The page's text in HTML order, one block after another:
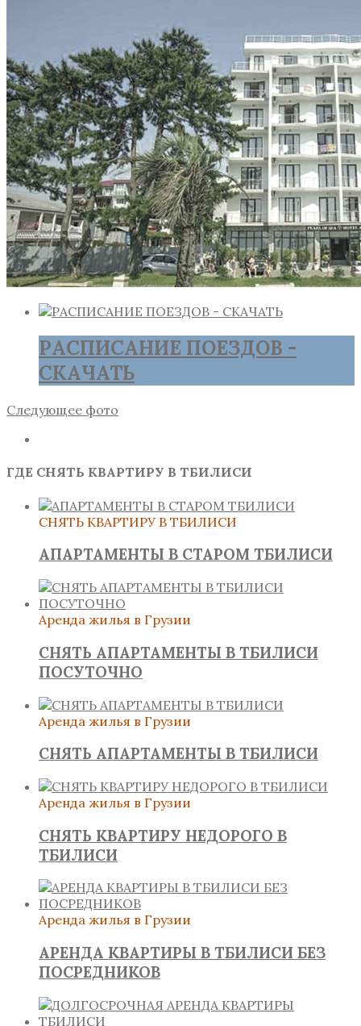
РАСПИСАНИЕ ПОЕЗДОВ -
СКАЧАТЬ
Следующее фото
ГДЕ СНЯТЬ КВАРТИРУ В ТБИЛИСИ
СНЯТЬ КВАРТИРУ В ТБИЛИСИ
АПАРТАМЕНТЫ В СТАРОМ ТБИЛИСИ
Аренда жилья в Грузии
СНЯТЬ АПАРТАМЕНТЫ В ТБИЛИСИ
ПОСУТОЧНО
Аренда жилья в Грузии
СНЯТЬ АПАРТАМЕНТЫ В ТБИЛИСИ
Аренда жилья в Грузии
СНЯТЬ КВАРТИРУ НЕДОРОГО В
ТБИЛИСИ
Аренда жилья в Грузии
АРЕНДА КВАРТИРЫ В ТБИЛИСИ БЕЗ
ПОСРЕДНИКОВ